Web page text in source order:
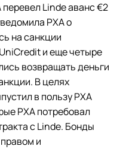
Linde аванс €2
РХА о
на санкции
и еще четыре
возвращать деньги
В целях
в пользу РХА
РХА потребовал
с Linde. Бонды
и